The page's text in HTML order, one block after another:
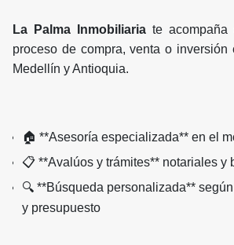
La Palma Inmobiliaria te acompaña
proceso de compra, venta o inversión
Medellín y Antioquia.
🏠 **Asesoría especializada** en el
📋 **Avalúos y trámites** notariales y
🔍 **Búsqueda personalizada**
y presupuesto